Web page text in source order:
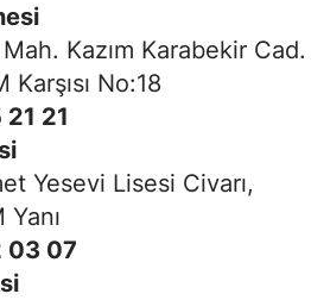
Mah. Kazım Karabekir Cad.
No:18
21
Yesevi Lisesi Civarı,
03 07